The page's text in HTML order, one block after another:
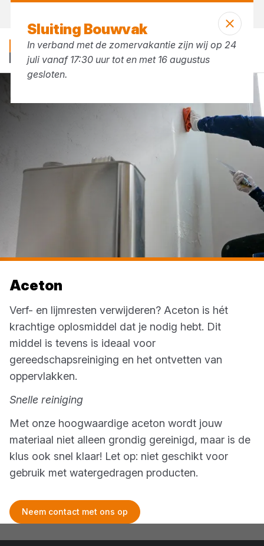
Aceton
Verf- en lijmresten verwijderen? Aceton is hét
krachtige oplosmiddel dat je nodig hebt. Dit
middel is tevens is ideaal voor
gereedschapsreiniging en het ontvetten van
oppervlakken.
Snelle reiniging
Met onze hoogwaardige aceton wordt jouw
materiaal niet alleen grondig gereinigd, maar is de
klus ook snel klaar! Let op: niet geschikt voor
gebruik met watergedragen producten.
Neem contact met ons op
Sluiting Bouwvak
In verband met de zomervakantie zijn wij op 24
juli vanaf 17:30 uur tot en met 16 augustus
gesloten.